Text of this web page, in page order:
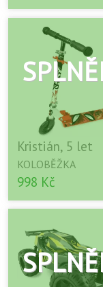
Kristián, 5 let
KOLOBĚŽKA
998 Kč